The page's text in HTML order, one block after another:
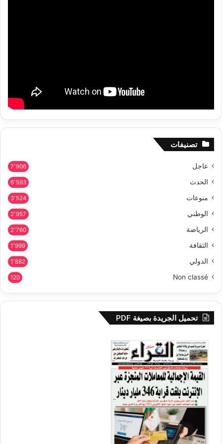
تصنيفات
عاجل 7٬906
الحدث 6٬593
منوعات 3٬524
الوطني 2٬957
الرياضة 2٬760
الثقافة 1٬999
الدولي 1٬882
Non classé
120
تحميل الجريدة بصيغة PDF